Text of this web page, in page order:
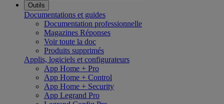
Outils
Documentations et guides
Documentation professionnelle
Magazines Réponses
Voir toute la doc
Produits supprimés
Applis, logiciels et configurateurs
App Home + Pro
App Home + Control
App Home + Security
App Legrand Pro